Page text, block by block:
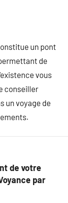
un pont
de
vous
conseiller
un voyage de
de votre
par